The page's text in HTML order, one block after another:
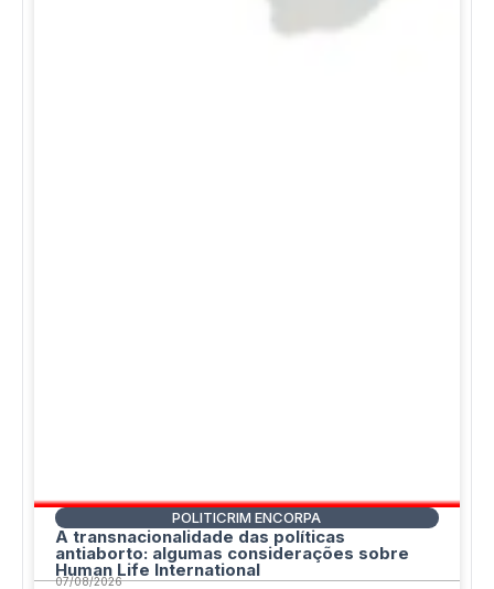
POLITICRIM ENCORPA
A transnacionalidade das políticas
antiaborto: algumas considerações sobre
Human Life International
07/08/2026